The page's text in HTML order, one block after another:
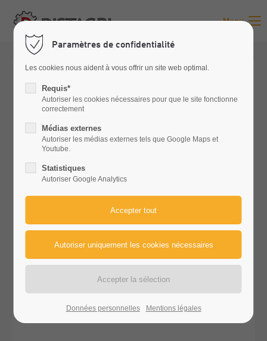
Menu
Paramètres de confidentialité
Les cookies nous aident à vous offrir un site web optimal.
Requis*
Autoriser les cookies nécessaires pour que le site fonctionne
correctement
Médias externes
Autoriser les médias externes tels que Google Maps et
Youtube.
Statistiques
Autoriser Google Analytics
Données personnelles Mentions légales